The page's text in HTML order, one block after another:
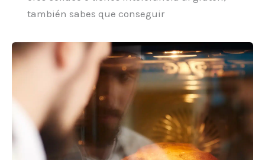
también sabes que conseguir